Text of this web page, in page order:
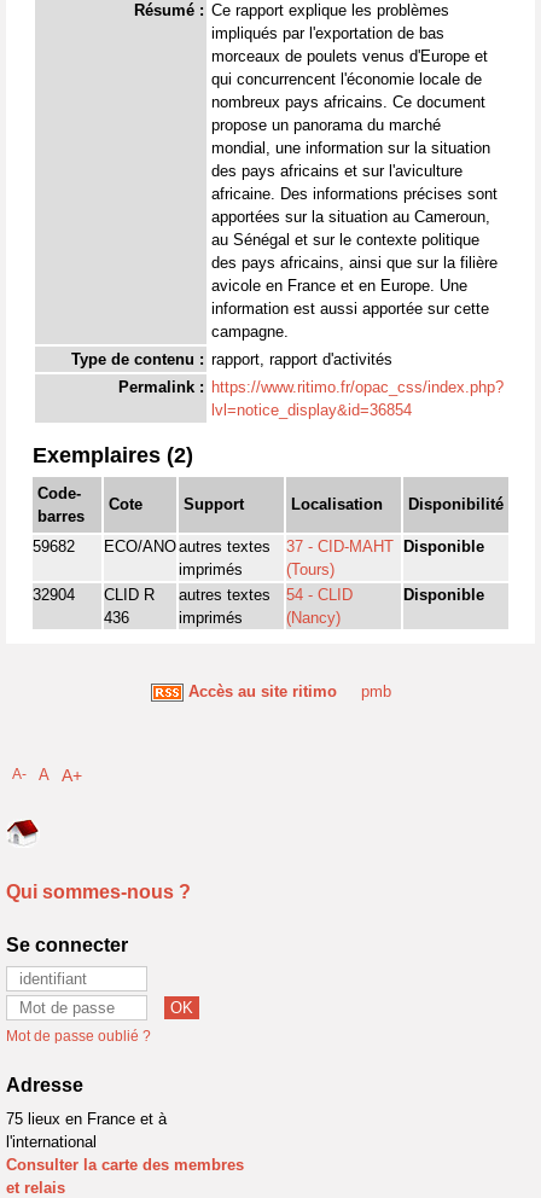
Résumé : Ce rapport explique les problèmes
impliqués par l'exportation de bas
morceaux de poulets venus d'Europe et
qui concurrencent l'économie locale de
nombreux pays africains. Ce document
propose un panorama du marché
mondial, une information sur la situation
des pays africains et sur l'aviculture
africaine. Des informations précises sont
apportées sur la situation au Cameroun,
au Sénégal et sur le contexte politique
des pays africains, ainsi que sur la filière
avicole en France et en Europe. Une
information est aussi apportée sur cette
campagne.
Type de contenu : rapport, rapport d'activités
Permalink : https://www.ritimo.fr/opac_css/index.php?
lvl=notice_display&id=36854
Exemplaires (2)
Code-
barres
Cote Support Localisation Disponibilité
59682 ECO/ANOautres textes
imprimés
37 - CID-MAHT
(Tours)
Disponible
32904
CLID R
436
autres textes
imprimés
54 - CLID
(Nancy)
Disponible
Accès au site ritimo pmb
A- A A+
Qui sommes-nous ?
Se connecter
Mot de passe oublié ?
Adresse
75 lieux en France et à
l'international
Consulter la carte des membres
et relais